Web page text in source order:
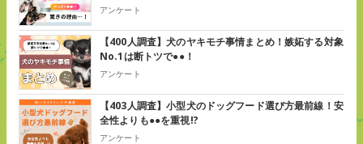
アンケート
【400人調査】犬のヤキモチ事情まとめ！嫉妬する対象
No.1は断トツで●●！
アンケート
【403人調査】小型犬のドッグフード選び方最前線！安
全性よりも●●を重視!?
アンケート